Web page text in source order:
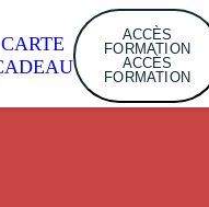
CARTE
ACCÈS
FORMATION
ACCÈS
FORMATION